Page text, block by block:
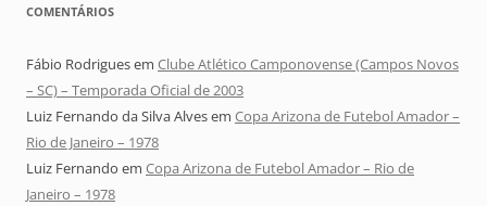
COMENTÁRIOS
Fábio Rodriguesem Clube Atlético Camponovense (Campos Novos
– SC) – Temporada Oficial de 2003
Luiz Fernando da Silva Alvesem Copa Arizona de Futebol Amador –
Rio de Janeiro – 1978
Luiz Fernando em Copa Arizona de Futebol Amador – Rio de
Janeiro – 1978